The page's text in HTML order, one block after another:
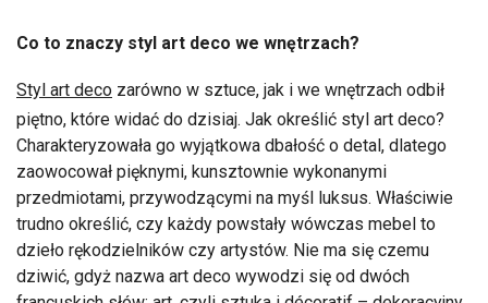
Co to znaczy styl art deco we wnętrzach?
Styl art deco zarówno w sztuce, jak i we wnętrzach odbił
piętno, które widać do dzisiaj. Jak określić styl art deco?
Charakteryzowała go wyjątkowa dbałość o detal, dlatego
zaowocował pięknymi, kunsztownie wykonanymi
przedmiotami, przywodzącymi na myśl luksus. Właściwie
trudno określić, czy każdy powstały wówczas mebel to
dzieło rękodzielników czy artystów. Nie ma się czemu
dziwić, gdyż nazwa art deco wywodzi się od dwóch